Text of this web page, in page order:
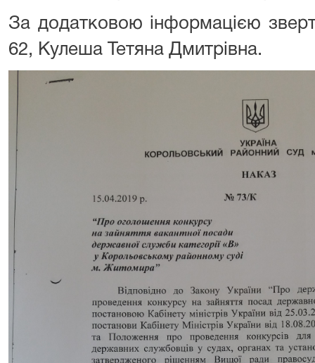
За додатковою інформацією
62, Кулеша Тетяна Дмитрівна.